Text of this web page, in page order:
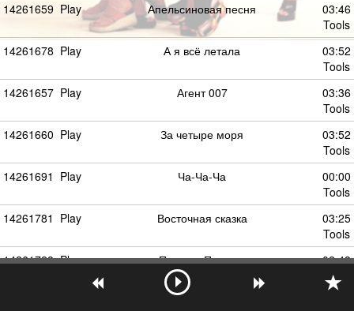
14261659 Play Апельсиновая песня
03:46
Tools
14261678 Play А я всё летала
03:52
Tools
14261657 Play Агент 007
03:36
Tools
14261660 Play За четыре моря
03:52
Tools
14261691 Play Ча-Ча-Ча
00:00
Tools
14261781 Play Восточная сказка
03:25
Tools
14261728 Play Пальмы Парами
02:43
Tools